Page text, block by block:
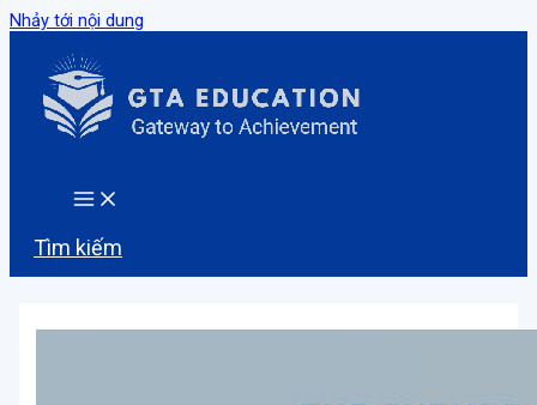
Nhảy tới nội dung
Tìm kiếm